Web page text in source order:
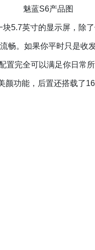
魅蓝S6产品图
5.7英寸的显示屏，除
畅。如果你平时只是收
置完全可以满足你日常
功能，后置还搭载了